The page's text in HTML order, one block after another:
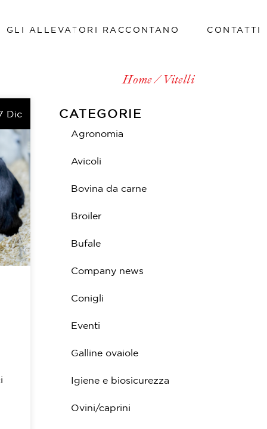
GLI ALLEVATORI RACCONTANO CONTATTI
Lavora con noi
Home Vitelli
CATEGORIE
Agronomia
Avicoli
Bovina da carne
Broiler
Bufale
Company news
Conigli
Eventi
Galline ovaiole
Igiene e biosicurezza
Ovini/caprini
Dic